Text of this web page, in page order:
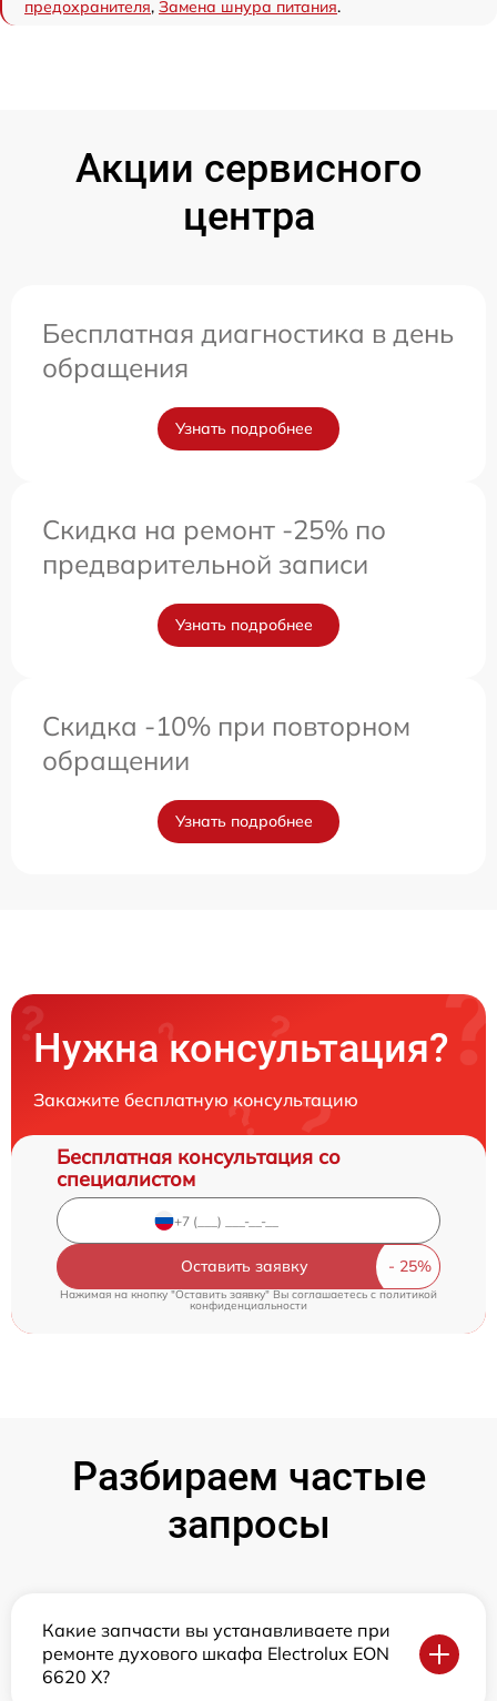
предохранителя, Замена шнура питания.
Акции сервисного
центра
Бесплатная диагностика в день
обращения
Узнать подробнее
Скидка на ремонт -25% по
предварительной записи
Узнать подробнее
Скидка -10% при повторном
обращении
Узнать подробнее
Нужна консультация?
Закажите бесплатную консультацию
Бесплатная консультация со
специалистом
Оставить заявку
Нажимая на кнопку "Оставить заявку" Вы соглашаетесь c политикой
конфиденциальности
Разбираем частые
запросы
Какие запчасти вы устанавливаете при
ремонте духового шкафа Electrolux EON
6620 X?